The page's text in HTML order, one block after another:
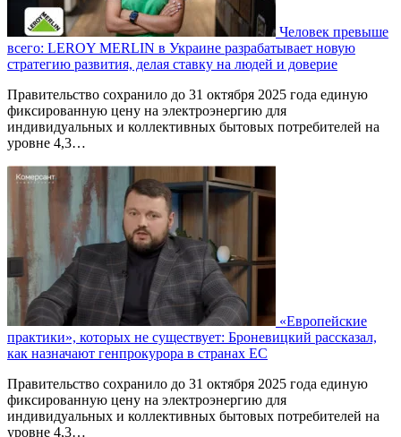
Человек превыше
всего: LEROY MERLIN в Украине разрабатывает новую
стратегию развития, делая ставку на людей и доверие
Правительство сохранило до 31 октября 2025 года единую
фиксированную цену на электроэнергию для
индивидуальных и коллективных бытовых потребителей на
уровне 4,3…
«Европейские
практики», которых не существует: Броневицкий рассказал,
как назначают генпрокурора в странах ЕС
Правительство сохранило до 31 октября 2025 года единую
фиксированную цену на электроэнергию для
индивидуальных и коллективных бытовых потребителей на
уровне 4,3…